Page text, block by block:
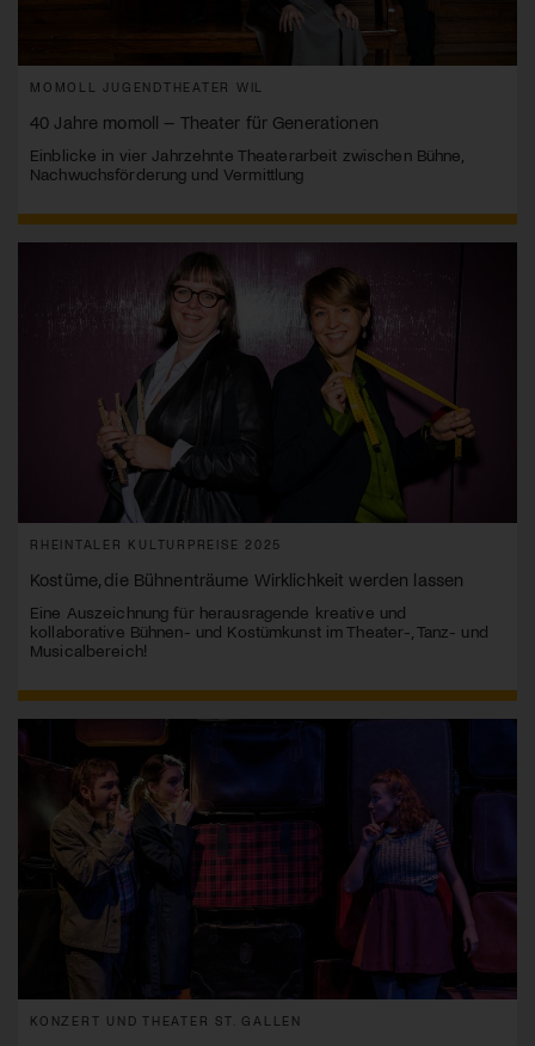
MOMOLL JUGENDTHEATER WIL
40 Jahre momoll – Theater für Generationen
Einblicke in vier Jahrzehnte Theaterarbeit zwischen Bühne,
Nachwuchsförderung und Vermittlung
RHEINTALER KULTURPREISE 2025
Kostüme, die Bühnenträume Wirklichkeit werden lassen
Eine Auszeichnung für herausragende kreative und
kollaborative Bühnen- und Kostümkunst im Theater-, Tanz- und
Musicalbereich!
KONZERT UND THEATER ST. GALLEN